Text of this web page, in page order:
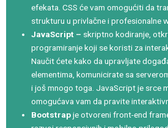
efekata. CSS će vam omogućiti da
strukturu u privlačne i profesionalne
JavaScript – skriptno kodiranje,
programiranje koji se koristi za
Naučit ćete kako da upravljate
elementima, komunicirate sa
i još mnogo toga. JavaScript je srce
omogućava vam da pravite
Bootstrapje otvoreni front-end